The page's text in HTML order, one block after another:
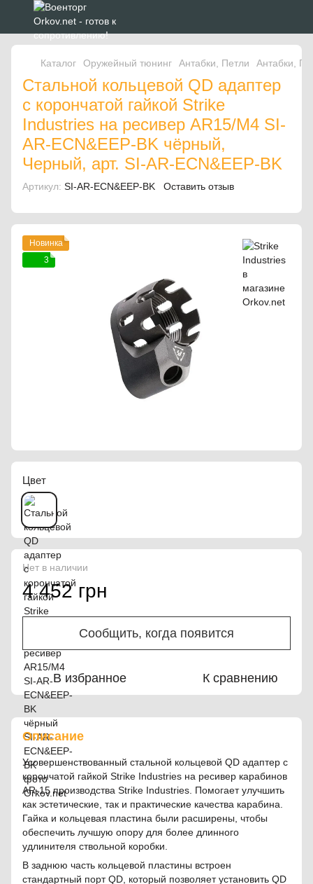
Каталог Оружейный тюнинг Антабки, Петли Антабки,
Стальной кольцевой QD адаптер
с корончатой гайкой Strike
Industries на ресивер AR15/M4 SI-
AR-ECN&EEP-BK чёрный,
Черный, арт. SI-AR-ECN&EEP-BK
Артикул: SI-AR-ECN&EEP-BK Оставить отзыв
Новинка
3
Цвет
Нет в наличии
4 452 грн
Сообщить, когда появится
В избранное К сравнению
Описание
Усовершенствованный стальной кольцевой QD адаптер с
корончатой гайкой Strike Industries на ресивер карабинов
AR-15 производства Strike Industries. Помогает улучшить
как эстетические, так и практические качества карабина.
Гайка и кольцевая пластина были расширены, чтобы
обеспечить лучшую опору для более длинного
удлинителя ствольной коробки.
В заднюю часть кольцевой пластины встроен
стандартный порт QD, который позволяет установить QD